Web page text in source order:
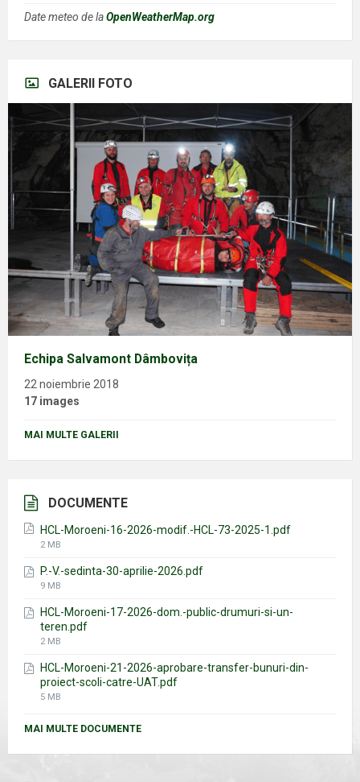
Date meteo de laOpenWeatherMap.org
GALERII FOTO
Echipa Salvamont Dâmbovița
22 noiembrie 2018
17 images
MAI MULTE GALERII
DOCUMENTE
HCL-Moroeni-16-2026-modif.-HCL-73-2025-1.pdf
File
2 MB
P.-V.-sedinta-30-aprilie-2026.pdf
File
9 MB
HCL-Moroeni-17-2026-dom.-public-drumuri-si-un-
teren.pdf
File
2 MB
HCL-Moroeni-21-2026-aprobare-transfer-bunuri-din-
proiect-scoli-catre-UAT.pdf
File
5 MB
MAI MULTE DOCUMENTE